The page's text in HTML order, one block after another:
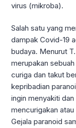
virus (mikroba).
Salah satu yang
dampak Covid-19
budaya. Menurut
merupakan
curiga dan takut
kepribadian
ingin menyakiti
mencurigakan
Gejala paranoid